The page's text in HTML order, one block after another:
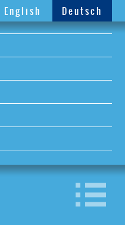
Deutsch
English